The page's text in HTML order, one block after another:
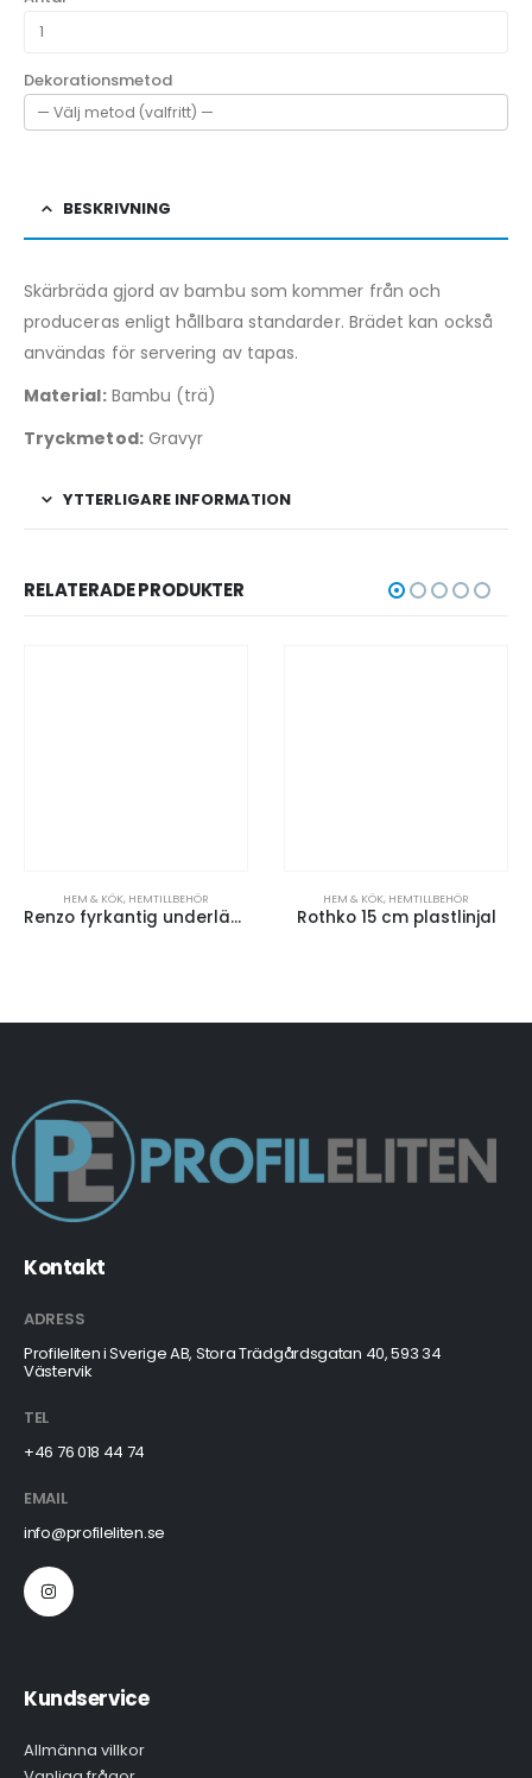
Dekorationsmetod
BESKRIVNING
Skärbräda gjord av bambu som kommer från och
produceras enligt hållbara standarder. Brädet kan också
användas för servering av tapas.
Material:Bambu (trä)
Tryckmetod:Gravyr
YTTERLIGARE INFORMATION
RELATERADE PRODUKTER
HEM & KÖK, HEMTILLBEHÖR
Renzo fyrkantig underlägg i plast
HEM & KÖK, HEMTILLBEHÖR
Rothko 15 cm plastlinjal
Kontakt
ADRESS
Profileliten i Sverige AB, Stora Trädgårdsgatan 40, 593 34
Västervik
TEL
+46 76 018 44 74
EMAIL
info@profileliten.se
Kundservice
Allmänna villkor